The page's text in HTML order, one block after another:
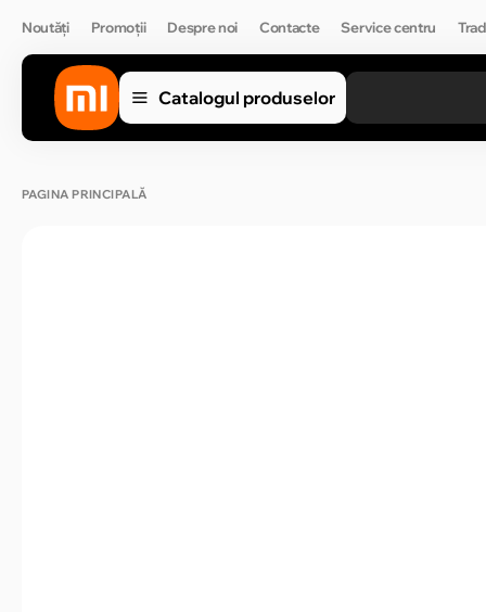
Noutăți Promoții Despre noi Contacte Service centru
Catalogul produselor
PAGINA PRINCIPALĂ